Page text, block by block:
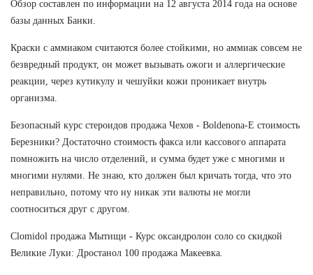
Обзор составлен по информации на 12 августа 2014 года на основе
базы данных Банки.
Краски с аммиаком считаются более стойкими, но аммиак совсем не
безвредный продукт, он может вызывать ожоги и аллергические
реакции, через кутикулу и чешуйки кожи проникает внутрь
организма.
Безопасный курс стероидов продажа Чехов - Boldenona-E стоимость
Березники? Достаточно стоимость факса или кассового аппарата
помножить на число отделений, и сумма будет уже с многими и
многими нулями. Не знаю, кто должен был кричать тогда, что это
неправильно, потому что ну никак эти валюты не могли
соотноситься друг с другом.
Clomidol продажа Мытищи - Курс оксандролон соло со скидкой
Великие Луки: Дростанол 100 продажа Макеевка.